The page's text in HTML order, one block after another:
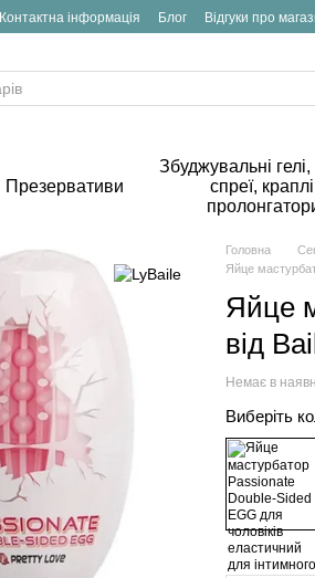
Контактна інформація Блог Відгуки про
Презервативи
Збуджувальні
спреї,
Головна
Яйце
Яйце
від
Немає в
Виберіть